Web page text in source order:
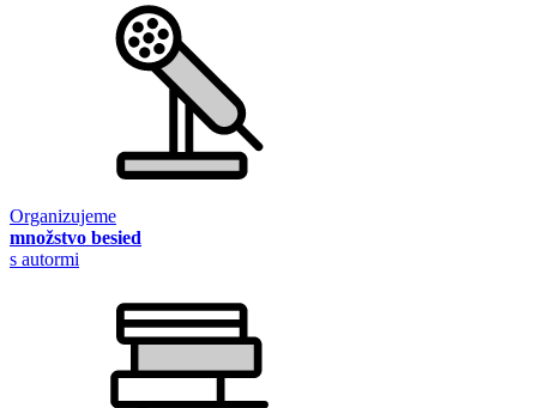
Organizujeme
množstvo besied
s autormi